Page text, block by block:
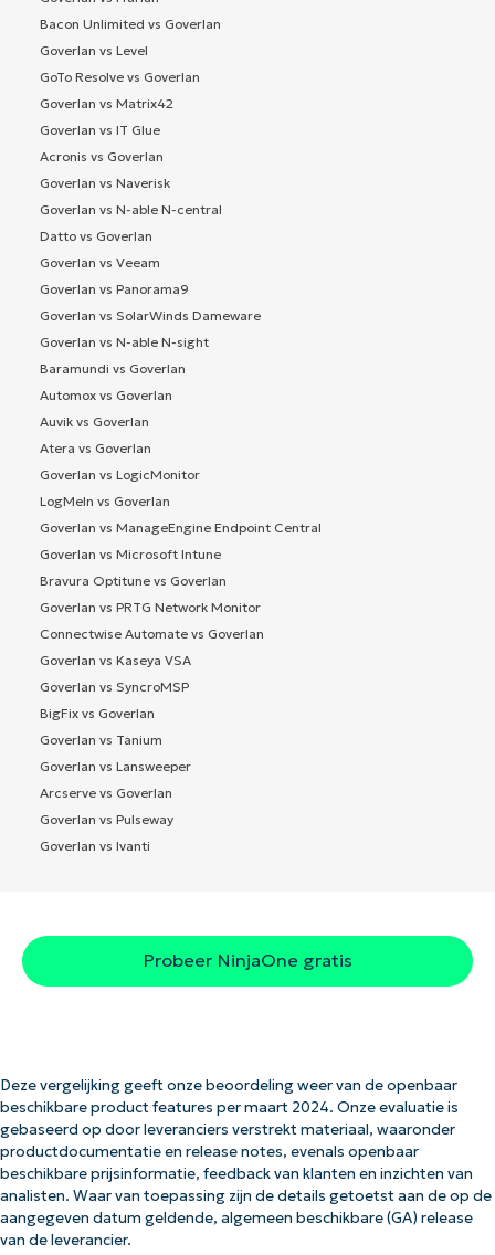
Bacon Unlimited vs Goverlan
Goverlan vs Level
GoTo Resolve vs Goverlan
Goverlan vs Matrix42
Goverlan vs IT Glue
Acronis vs Goverlan
Goverlan vs Naverisk
Goverlan vs N-able N-central
Datto vs Goverlan
Goverlan vs Veeam
Goverlan vs Panorama9
Goverlan vs SolarWinds Dameware
Goverlan vs N-able N-sight
Baramundi vs Goverlan
Automox vs Goverlan
Auvik vs Goverlan
Atera vs Goverlan
Goverlan vs LogicMonitor
LogMeIn vs Goverlan
Goverlan vs ManageEngine Endpoint Central
Goverlan vs Microsoft Intune
Bravura Optitune vs Goverlan
Goverlan vs PRTG Network Monitor
Connectwise Automate vs Goverlan
Goverlan vs Kaseya VSA
Goverlan vs SyncroMSP
BigFix vs Goverlan
Goverlan vs Tanium
Goverlan vs Lansweeper
Arcserve vs Goverlan
Goverlan vs Pulseway
Goverlan vs Ivanti
Probeer NinjaOne gratis
Deze vergelijking geeft onze beoordeling weer van de openbaar
beschikbare product features per maart 2024. Onze evaluatie is
gebaseerd op door leveranciers verstrekt materiaal, waaronder
productdocumentatie en release notes, evenals openbaar
beschikbare prijsinformatie, feedback van klanten en inzichten van
analisten. Waar van toepassing zijn de details getoetst aan de op de
aangegeven datum geldende, algemeen beschikbare (GA) release
van de leverancier.